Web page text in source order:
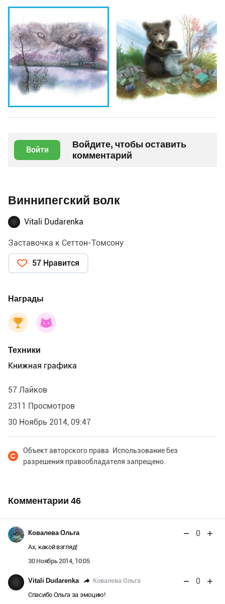
Войти
Войдите, чтобы оставить
комментарий
Виннипегский волк
Vitali Dudarenka
Заставочка к Сеттон-Томсону
57 Нравится
Награды
Техники
Книжная графика
57 Лайков
2311 Просмотров
30 Ноябрь 2014, 09:47
Объект авторского права. Использование без
разрешения правообладателя запрещено.
Комментарии 46
Ковалева Ольга 0
Ах, какой взгляд!
30 Ноябрь 2014, 10:05
Vitali Dudarenka Ковалева Ольга 0
Спасибо Ольга за эмоцию!